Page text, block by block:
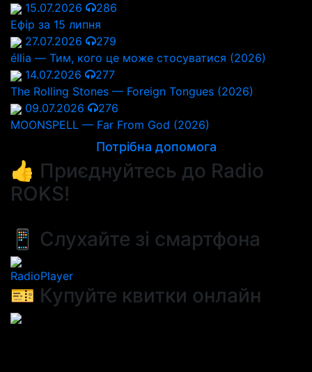
15.07.2026
286
Ефір за 15 липня
27.07.2026
279
éllia — Тим, кого це може стосуватися (2026)
14.07.2026
277
The Rolling Stones — Foreign Tongues (2026)
09.07.2026
276
MOONSPELL — Far From God (2026)
Потрібна допомога
👍 Приєднуйтесь до Radio
ROKS!
📱 Слухайте зі смартфона
RadioPlayer
🎫 Купуйте квитки онлайн